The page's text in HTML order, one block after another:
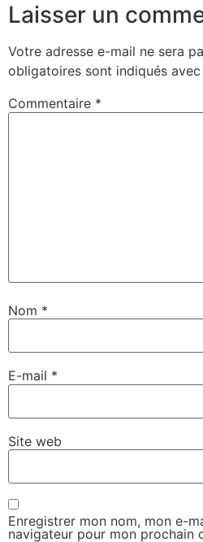
Laisser un
Votre adresse e-mail ne sera
obligatoires sont indiqués avec
Commentaire *
Nom *
E-mail *
Site web
Enregistrer mon nom, mon e-
navigateur pour mon prochain